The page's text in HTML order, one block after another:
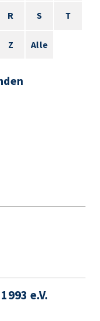
R S T
Z Alle
e.V.